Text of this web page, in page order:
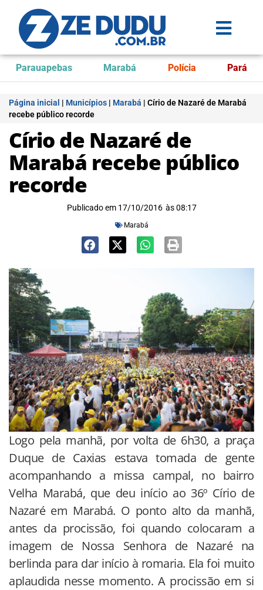
Parauapebas Marabá Polícia Pará
Página inicial | Municípios | Marabá | Círio de Nazaré de Marabá
recebe público recorde
Círio de Nazaré de
Marabá recebe público
recorde
Publicado em 17/10/2016 às 08:17
Marabá
Logo pela manhã, por volta de 6h30, a praça
Duque de Caxias estava tomada de gente
acompanhando a missa campal, no bairro
Velha Marabá, que deu início ao 36º Círio de
Nazaré em Marabá. O ponto alto da manhã,
antes da procissão, foi quando colocaram a
imagem de Nossa Senhora de Nazaré na
berlinda para dar início à romaria. Ela foi muito
aplaudida nesse momento. A procissão em si